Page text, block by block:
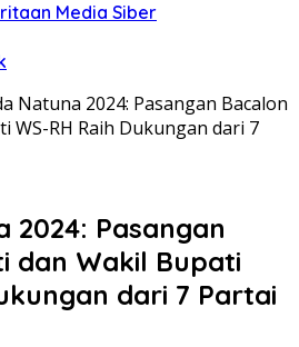
Media Siber
Natuna 2024: Pasangan Bacalon
WS-RH Raih Dukungan dari 7
2024: Pasangan
dan Wakil Bupati
dari 7 Partai